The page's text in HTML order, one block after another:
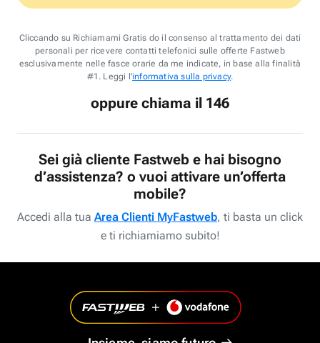
Cliccando su Richiamami Gratis do il consenso al trattamento dei dati
personali per ricevere contatti telefonici sulle offerte Fastweb
esclusivamente nelle fasce orarie da me indicate, in base alla finalità
#1. Leggi l'informativa sulla privacy.
oppure chiama il 146
Sei già cliente Fastweb e hai bisogno
d’assistenza? o vuoi attivare un’offerta
mobile?
Accedi alla tua Area Clienti MyFastweb, ti basta un click
e ti richiamiamo subito!